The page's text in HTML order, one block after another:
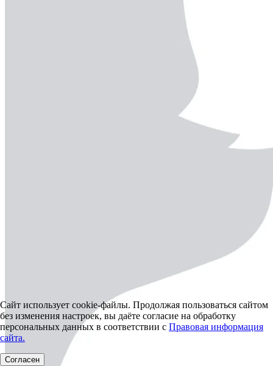
Сайт использует cookie-файлы. Продолжая пользоваться сайтом
без изменения настроек, вы даёте согласие на обработку
персональных данных в соответствии с Правовая информация
сайта.
Согласен